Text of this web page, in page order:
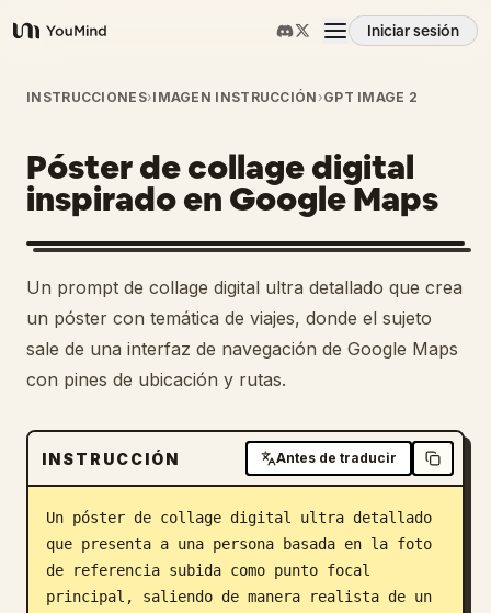
YouMind
Iniciar sesión
Resumen
Casos de uso
Habilidades
Prompts
Precios
Descargar
Blog
Actualizaciones
INSTRUCCIONES›IMAGEN INSTRUCCIÓN ›GPT IMAGE 2
Póster de collage digital
inspirado en Google Maps
Un prompt de collage digital ultra detallado que crea
un póster con temática de viajes, donde el sujeto
sale de una interfaz de navegación de Google Maps
con pines de ubicación y rutas.
INSTRUCCIÓN Antes de traducir
Un póster de collage digital ultra detallado
que presenta a una persona basada en la foto
de referencia subida como punto focal
principal, saliendo de manera realista de un